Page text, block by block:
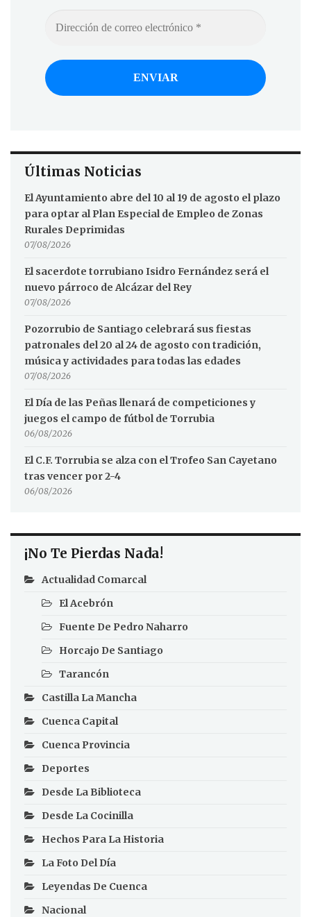
Últimas Noticias
El Ayuntamiento abre del 10 al 19 de agosto el plazo
para optar al Plan Especial de Empleo de Zonas
Rurales Deprimidas
07/08/2026
El sacerdote torrubiano Isidro Fernández será el
nuevo párroco de Alcázar del Rey
07/08/2026
Pozorrubio de Santiago celebrará sus fiestas
patronales del 20 al 24 de agosto con tradición,
música y actividades para todas las edades
07/08/2026
El Día de las Peñas llenará de competiciones y
juegos el campo de fútbol de Torrubia
06/08/2026
El C.F. Torrubia se alza con el Trofeo San Cayetano
tras vencer por 2-4
06/08/2026
¡No Te Pierdas Nada!
Actualidad Comarcal
El Acebrón
Fuente De Pedro Naharro
Horcajo De Santiago
Tarancón
Castilla La Mancha
Cuenca Capital
Cuenca Provincia
Deportes
Desde La Biblioteca
Desde La Cocinilla
Hechos Para La Historia
La Foto Del Día
Leyendas De Cuenca
Nacional